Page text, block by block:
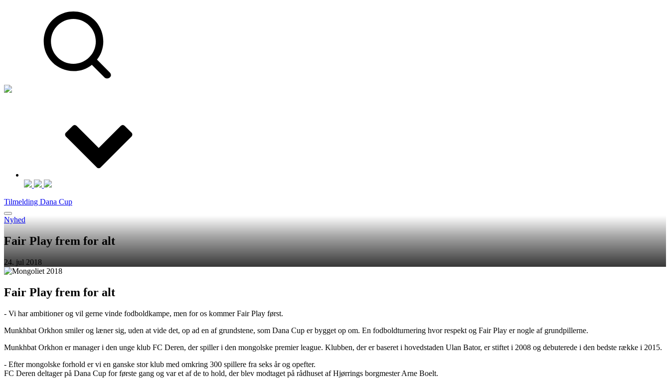
Tilmelding Dana Cup
Nyhed
Fair Play frem for alt
24. jul 2018
Fair Play frem for alt
- Vi har ambitioner og vil gerne vinde fodboldkampe, men for os kommer Fair Play først.
Munkhbat Orkhon smiler og læner sig, uden at vide det, op ad en af grundstene, som Dana Cup er bygget op om. En fodboldturnering hvor respekt og Fair Play er nogle af grundpillerne.
Munkhbat Orkhon er manager i den unge klub FC Deren, der spiller i den mongolske premier league. Klubben, der er baseret i hovedstaden Ulan Bator, er stiftet i 2008 og debuterede i den bedste række i 2015.
- Efter mongolske forhold er vi en ganske stor klub med omkring 300 spillere fra seks år og opefter.
FC Deren deltager på Dana Cup for første gang og var et af de to hold, der blev modtaget på rådhuset af Hjørrings borgmester Arne Boelt.